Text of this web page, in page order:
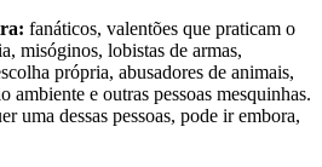
fanáticos, valentões que praticam o
misóginos, lobistas de armas,
própria, abusadores de animais,
ambiente e outras pessoas mesquinhas.
uma dessas pessoas, pode ir embora,